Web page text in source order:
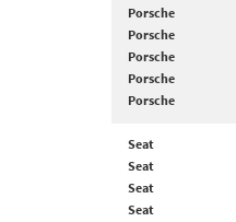
Porsche
Porsche
Porsche
Porsche
Porsche
Seat
Seat
Seat
Seat